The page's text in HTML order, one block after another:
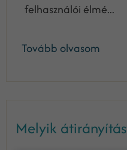
felhasználói élmé...
Tovább olvasom
Melyik